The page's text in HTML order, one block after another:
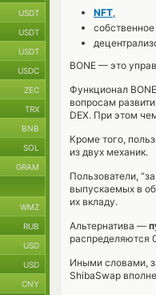
NFT,
BONE — это
Функционал
вопросам
DEX. При этом
Кроме того,
из двух механик.
Пользователи,
выпускаемых в
их вкладу.
Альтернатива —
распределяются
Иными словами,
ShibaSwap
USDT
USDT
USDT
USDC
ZEC
TRX
BNB
SOL
GRAM
WMZ
RUB
USD
USD
CNY